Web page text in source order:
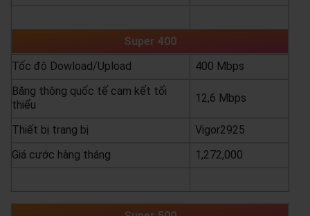
Super 400
Tốc độ Dowload/Upload
400 Mbps
Băng thông quốc tế cam kết tối
thiểu
12,6 Mbps
Thiết bị trang bị
Vigor2925
Giá cước hàng tháng
1,272,000